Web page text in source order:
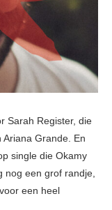
Sarah Register, die
Grande. En
single die Okamy
nog een grof randje,
een heel